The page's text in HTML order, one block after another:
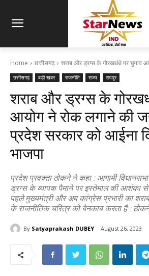
Home छत्तीसगढ़ शराब और ड्रग्स के गोरखधंधे पर चुनाव
छत्तीसगढ़ बड़ी खबर राजनीति राज्य रायपुर
शराब और ड्रग्स के
आयोग ने रोक लगाने की
प्रदेश सरकार को आईना
भाजपा
प्रदेश प्रवक्ता ठोकने ने कहा : आगामी
ड्रग्स के व्यापक पैमाने पर इस्तेमाल की आशंका
पहले मुख्यमंत्री और अब कांग्रेस प्रभारी का
के राजनीतिक चरित्र को बेनकाब करता है :
By Satyaprakash DUBEY August 26, 2023